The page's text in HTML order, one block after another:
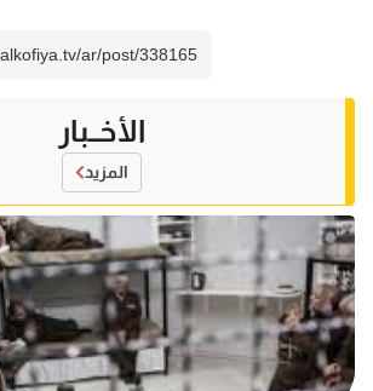
الأخــبار
المزيد